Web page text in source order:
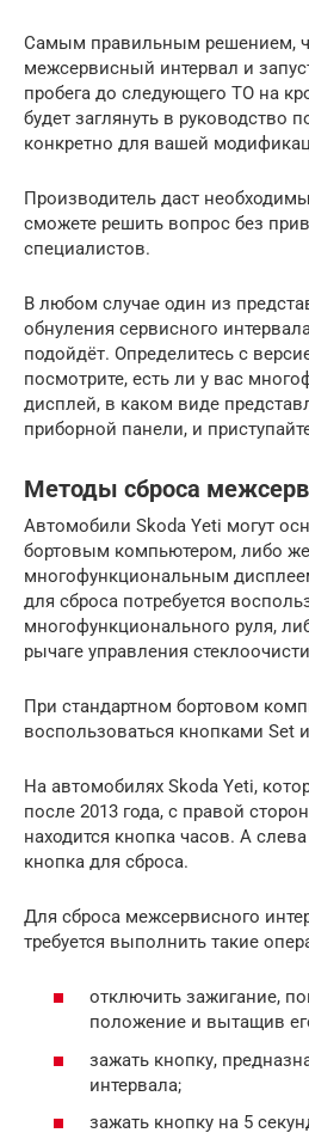
Самым правильным решением,
межсервисный интервал и
пробега до следующего ТО на
будет заглянуть в руководство
конкретно для вашей
Производитель даст
сможете решить вопрос без
специалистов.
В любом случае один из
обнуления сервисного
подойдёт. Определитесь с
посмотрите, есть ли у вас
дисплей, в каком виде
приборной панели, и
Методы сброса
Автомобили Skoda Yeti могут
бортовым компьютером, либо
многофункциональным
для сброса потребуется
многофункционального руля,
рычаге управления
При стандартном бортовом
воспользоваться кнопками Set
На автомобилях Skoda Yeti,
после 2013 года, с правой
находится кнопка часов. А
кнопка для сброса.
Для сброса межсервисного
требуется выполнить такие
отключить зажигание,
положение и вытащив
зажать кнопку,
интервала;
зажать кнопку на 5